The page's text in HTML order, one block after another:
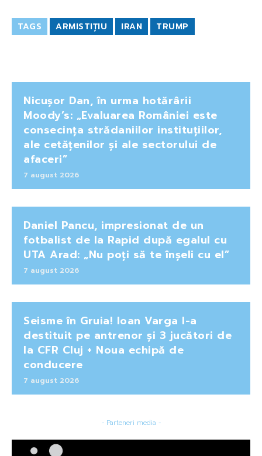
TAGS ARMISTIȚIU IRAN TRUMP
Nicușor Dan, în urma hotărârii
Moody’s: „Evaluarea României este
consecința strădaniilor instituțiilor,
ale cetățenilor și ale sectorului de
afaceri”
7 august 2026
Daniel Pancu, impresionat de un
fotbalist de la Rapid după egalul cu
UTA Arad: „Nu poți să te înșeli cu el”
7 august 2026
Seisme în Gruia! Ioan Varga l-a
destituit pe antrenor și 3 jucători de
la CFR Cluj + Noua echipă de
conducere
7 august 2026
- Parteneri media -